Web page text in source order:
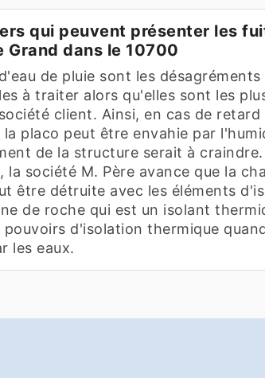
qui peuvent présenter les
Grand dans le 10700
de pluie sont les
à traiter alors qu'elles sont les
client. Ainsi, en cas de
la placo peut être envahie par
de la structure serait à craindre.
la société M. Père avance que la
être détruite avec les éléments
de roche qui est un isolant
pouvoirs d'isolation thermique
les eaux.